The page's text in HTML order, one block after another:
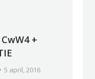
+
5 april, 2016